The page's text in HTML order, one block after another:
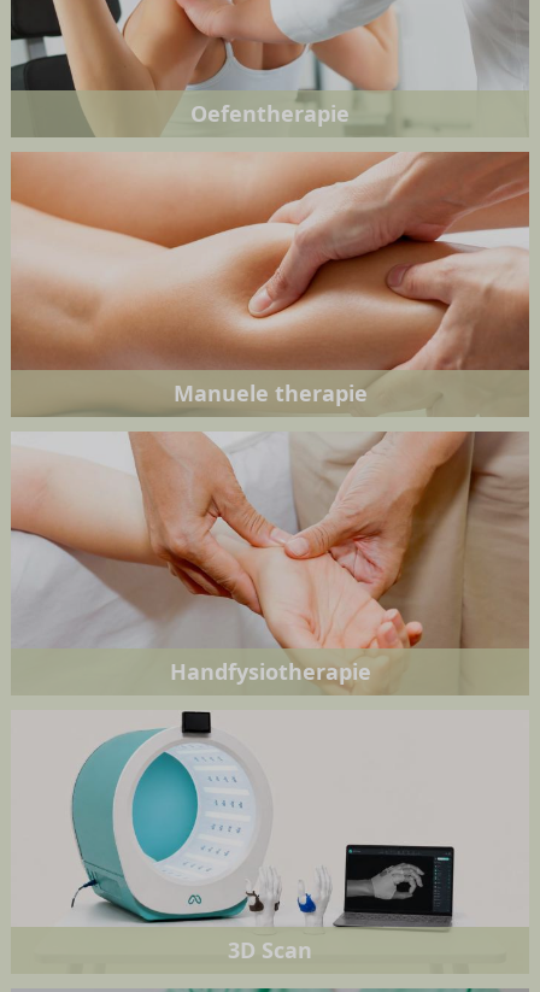
Oefentherapie
Manuele therapie
Handfysiotherapie
3D Scan